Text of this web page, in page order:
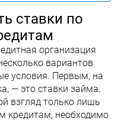
ставки по
организация
вариантов
условия. Первым, на
— это ставки займа.
взгляд только лишь
кредитам, необходимо